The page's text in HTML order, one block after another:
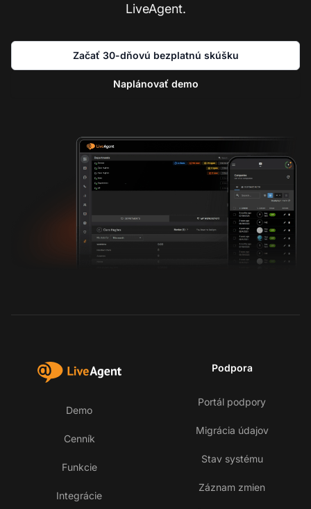
LiveAgent.
Začať 30-dňovú bezplatnú skúšku
Naplánovať demo
Demo
Cenník
Funkcie
Integrácie
Podpora
Portál podpory
Migrácia údajov
Stav systému
Záznam zmien